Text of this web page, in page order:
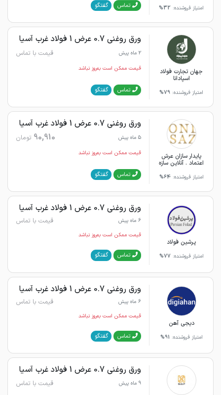
امتیاز فروشنده: 32% تماس گفتگو
جهان تجارت فولاد
اسپادانا
امتیاز فروشنده: 79%
ورق روغنی 0.7 عرض 1 فولاد غرب آسیا
2 ماه پیش قیمت با تماس
قیمت ممکن است به‌روز نباشد
تماس گفتگو
پایدار سازان عرش
اعتماد . آنلاین سازه
امتیاز فروشنده:64%
ورق روغنی 0.7 عرض 1 فولاد غرب آسیا
5 ماه پیش 90,910 تومان
قیمت ممکن است به‌روز نباشد
تماس گفتگو
پرشین فولاد
امتیاز فروشنده: 77%
ورق روغنی 0.7 عرض 1 فولاد غرب آسیا
6 ماه پیش قیمت با تماس
قیمت ممکن است به‌روز نباشد
تماس گفتگو
دیجی آهن
امتیاز فروشنده: 91%
ورق روغنی 0.7 عرض 1 فولاد غرب آسیا
6 ماه پیش قیمت با تماس
قیمت ممکن است به‌روز نباشد
تماس گفتگو
ورق روغنی 0.7 عرض 1 فولاد غرب آسیا
9 ماه پیش قیمت با تماس